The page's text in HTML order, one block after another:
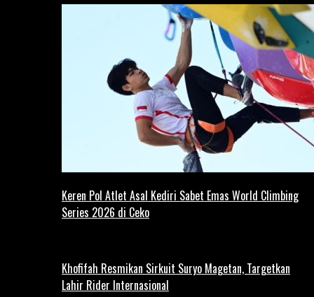
Keren Pol Atlet Asal Kediri Sabet Emas World Climbing
Series 2026 di Ceko
Khofifah Resmikan Sirkuit Suryo Magetan, Targetkan
Lahir Rider Internasional